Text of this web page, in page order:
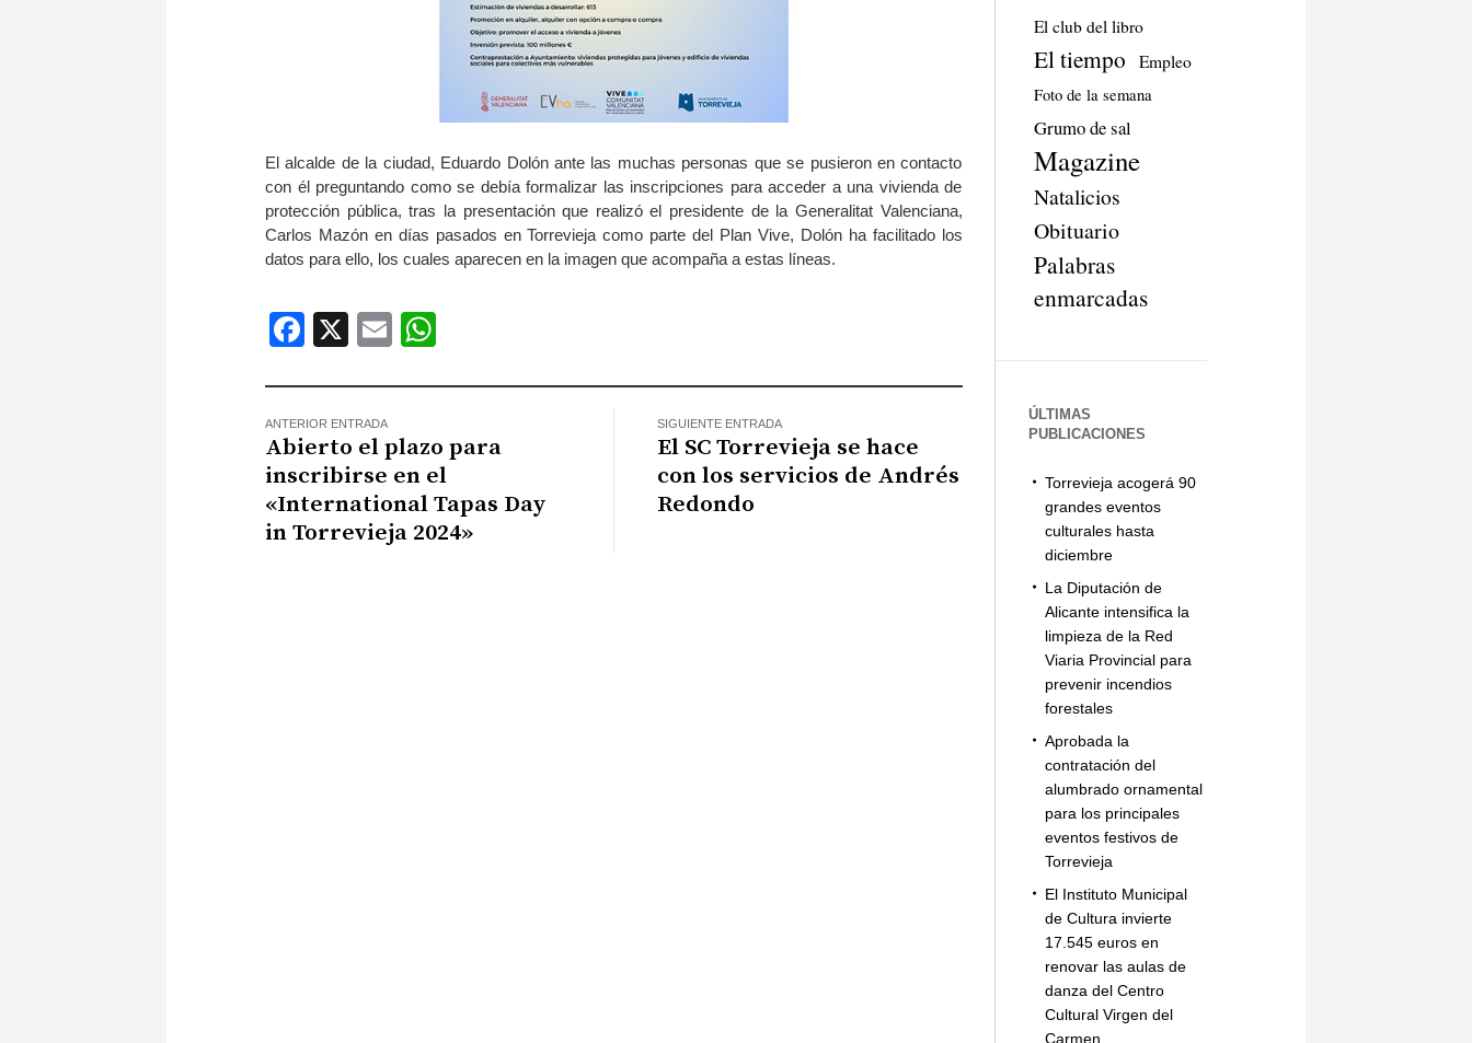
El alcalde de la ciudad, Eduardo Dolón ante las muchas personas que se pusieron en contacto
con él preguntando como se debía formalizar las inscripciones para acceder a una vivienda de
protección pública, tras la presentación que realizó el presidente de la Generalitat Valenciana,
Carlos Mazón en días pasados en Torrevieja como parte del Plan Vive, Dolón ha facilitado los
datos para ello, los cuales aparecen en la imagen que acompaña a estas líneas.
Facebook
X Email
ANTERIOR ENTRADA
Abierto el plazo para
inscribirse en el
«International Tapas Day
in Torrevieja 2024»
SIGUIENTE ENTRADA
El SC Torrevieja se hace
con los servicios de Andrés
Redondo
El club del libro
El tiempo Empleo
Foto de la semana
Grumo de sal
Magazine
Natalicios
Obituario
Palabras
enmarcadas
ÚLTIMAS
PUBLICACIONES
Torrevieja acogerá 90
grandes eventos
culturales hasta
diciembre
La Diputación de
Alicante intensifica la
limpieza de la Red
Viaria Provincial para
prevenir incendios
forestales
Aprobada la
contratación del
alumbrado ornamental
para los principales
eventos festivos de
Torrevieja
El Instituto Municipal
de Cultura invierte
17.545 euros en
renovar las aulas de
danza del Centro
Cultural Virgen del
Carmen